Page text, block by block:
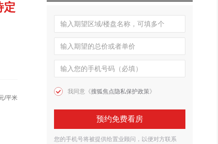
定
/平米
我同意《搜狐焦点隐私保护政策》
预约免费看房
您的手机号将被提供给置业顾问，以便对方联系